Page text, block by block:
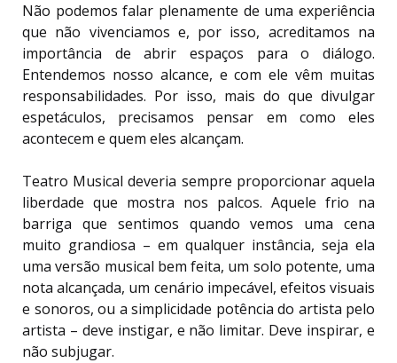
Não podemos falar plenamente de uma experiência
que não vivenciamos e, por isso, acreditamos na
importância de abrir espaços para o diálogo.
Entendemos nosso alcance, e com ele vêm muitas
responsabilidades. Por isso, mais do que divulgar
espetáculos, precisamos pensar em como eles
acontecem e quem eles alcançam.
Teatro Musical deveria sempre proporcionar aquela
liberdade que mostra nos palcos. Aquele frio na
barriga que sentimos quando vemos uma cena
muito grandiosa – em qualquer instância, seja ela
uma versão musical bem feita, um solo potente, uma
nota alcançada, um cenário impecável, efeitos visuais
e sonoros, ou a simplicidade potência do artista pelo
artista – deve instigar, e não limitar. Deve inspirar, e
não subjugar.